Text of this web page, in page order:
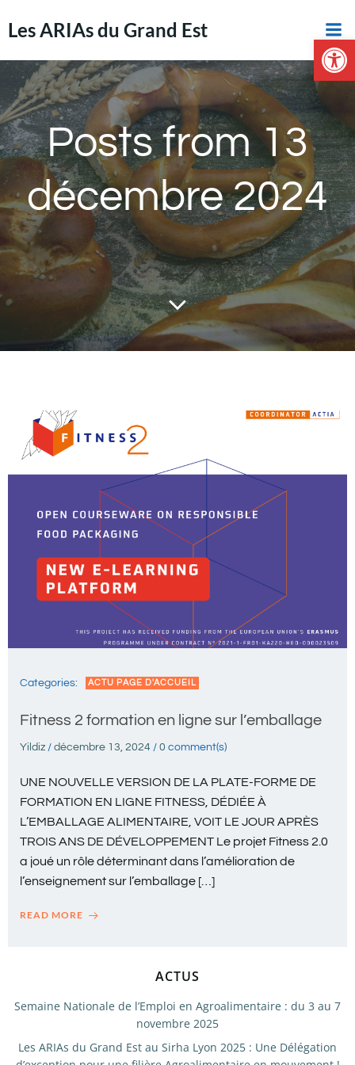
Ouvrir
au
Les ARIAs du Grand Est
Posts from 13
décembre 2024
Categories: ACTU PAGE D'ACCUEIL
Fitness 2 formation en ligne sur l’emballage
Yildiz / décembre 13, 2024 / 0 comment(s)
UNE NOUVELLE VERSION DE LA PLATE-FORME DE
FORMATION EN LIGNE FITNESS, DÉDIÉE À
L’EMBALLAGE ALIMENTAIRE, VOIT LE JOUR APRÈS
TROIS ANS DE DÉVELOPPEMENT Le projet Fitness 2.0
a joué un rôle déterminant dans l’amélioration de
l’enseignement sur l’emballage […]
READ MORE
ACTUS
Semaine Nationale de l’Emploi en Agroalimentaire : du 3 au 7
novembre 2025
Les ARIAs du Grand Est au Sirha Lyon 2025 : Une Délégation